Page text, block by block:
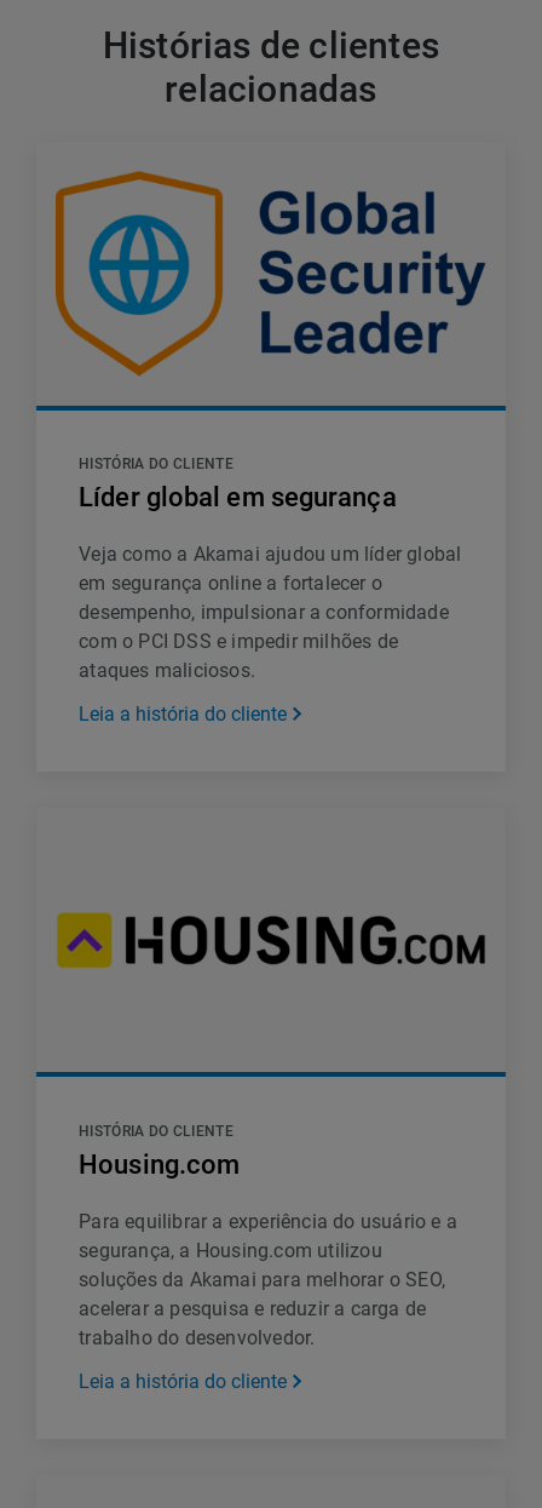
Histórias de clientes
relacionadas
HISTÓRIA DO CLIENTE
Líder global em segurança
Veja como a Akamai ajudou um líder global
em segurança online a fortalecer o
desempenho, impulsionar a conformidade
com o PCI DSS e impedir milhões de
ataques maliciosos.
Leia a história do cliente
HISTÓRIA DO CLIENTE
Housing.com
Para equilibrar a experiência do usuário e a
segurança, a Housing.com utilizou
soluções da Akamai para melhorar o SEO,
acelerar a pesquisa e reduzir a carga de
trabalho do desenvolvedor.
Leia a história do cliente